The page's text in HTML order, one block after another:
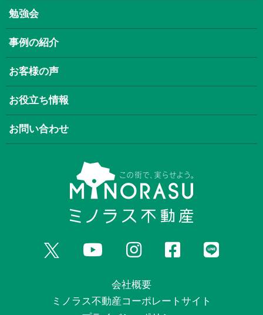
勉強会
事例の紹介
お客様の声
お役立ち情報
お問い合わせ
会社概要
ミノラス不動産コーポレートサイト